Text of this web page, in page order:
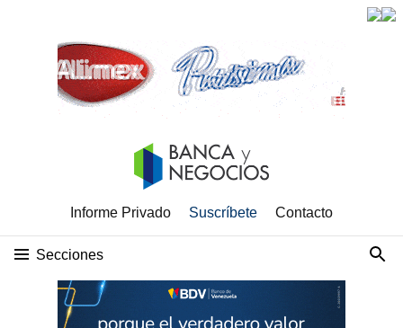
Informe Privado Suscríbete Contacto
Secciones